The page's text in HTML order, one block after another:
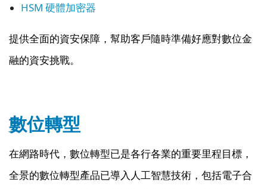
HSM 硬體加密器
提供全面的資安保障，幫助客戶隨時準備好應對數位金
融的資安挑戰。
數位轉型
在網路時代，數位轉型已是各行各業的重要里程目標，
全景的數位轉型產品已導入人工智慧技術，包括電子合